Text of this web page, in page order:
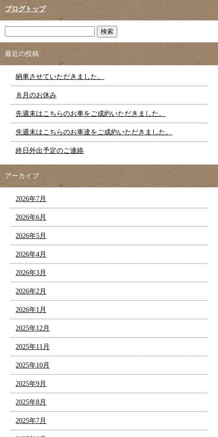
ブログトップ
最近の投稿
納車させていただきました。
８月のお休み
先週末はこちらのお車をご成約いただきました。
先週末はこちらのお車達をご成約いただきました。
終日外出予定のご連絡
アーカイブ
2026年7月
2026年6月
2026年5月
2026年4月
2026年3月
2026年2月
2026年1月
2025年12月
2025年11月
2025年10月
2025年9月
2025年8月
2025年7月